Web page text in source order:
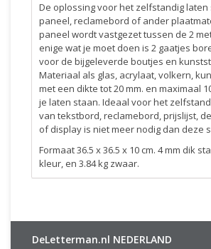
De oplossing voor het zelfstandig
paneel, reclamebord of ander
paneel wordt vastgezet tussen de 2
enige wat je moet doen is 2 gaatjes
voor de bijgeleverde boutjes en
Materiaal als glas, acrylaat, volkern,
met een dikte tot 20 mm. en maximaal
je laten staan. Ideaal voor het
van tekstbord, reclamebord, prijslijst,
of display is niet meer nodig dan deze
Formaat 36.5 x 36.5 x 10 cm. 4 mm dik
kleur, en 3.84 kg zwaar.
DeLetterman.nl NEDERLAND